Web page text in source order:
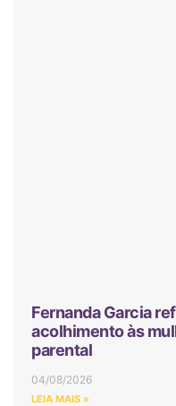
Fernanda Garcia
acolhimento às
parental
04/08/2026
LEIA MAIS »